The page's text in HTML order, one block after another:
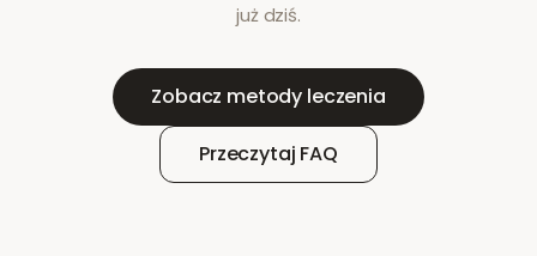
już dziś.
Zobacz metody leczenia
Przeczytaj FAQ